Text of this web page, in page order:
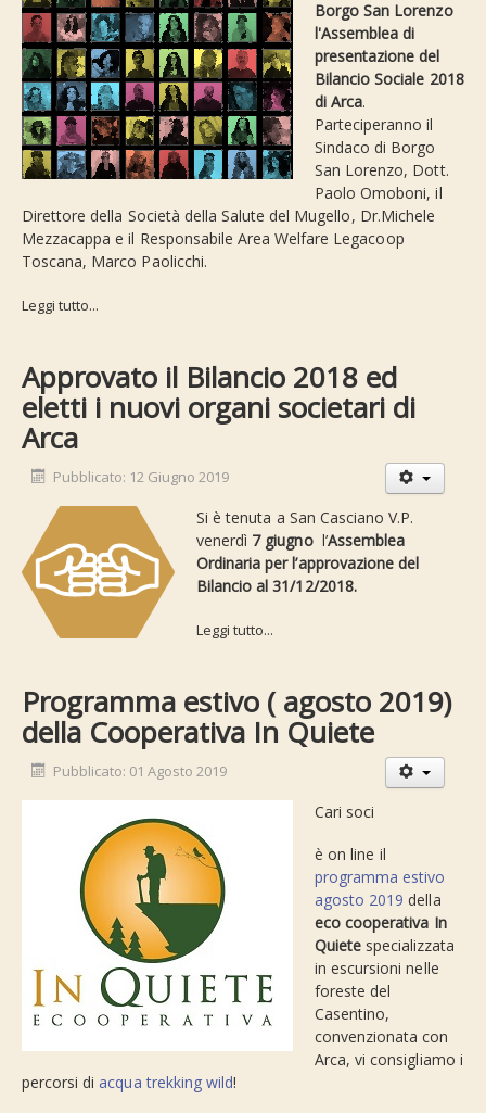
Borgo San Lorenzo
l'Assemblea di
presentazione del
Bilancio Sociale 2018
di Arca.
Parteciperanno il
Sindaco di Borgo
San Lorenzo, Dott.
Paolo Omoboni, il
Direttore della Società della Salute del Mugello, Dr.Michele
Mezzacappa e il Responsabile Area Welfare Legacoop
Toscana, Marco Paolicchi.
Leggi tutto...
Approvato il Bilancio 2018 ed
eletti i nuovi organi societari di
Arca
Pubblicato: 12 Giugno 2019
Si è tenuta a San Casciano V.P.
venerdì 7 giugnol’Assemblea
Ordinaria per l’approvazione del
Bilancio al 31/12/2018.
Leggi tutto...
Programma estivo ( agosto 2019)
della Cooperativa In Quiete
Pubblicato: 01 Agosto 2019
Cari soci
è on line il
programma estivo
agosto 2019 della
eco cooperativa In
Quiete specializzata
in escursioni nelle
foreste del
Casentino,
convenzionata con
Arca, vi consigliamo i
percorsi di acqua trekking wild!